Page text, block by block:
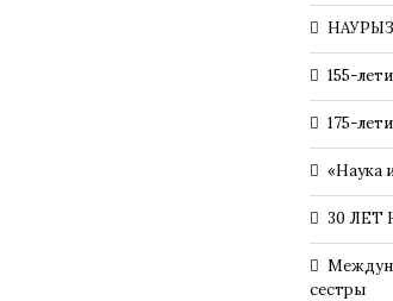
155-
175-
«Наука
30
сестры